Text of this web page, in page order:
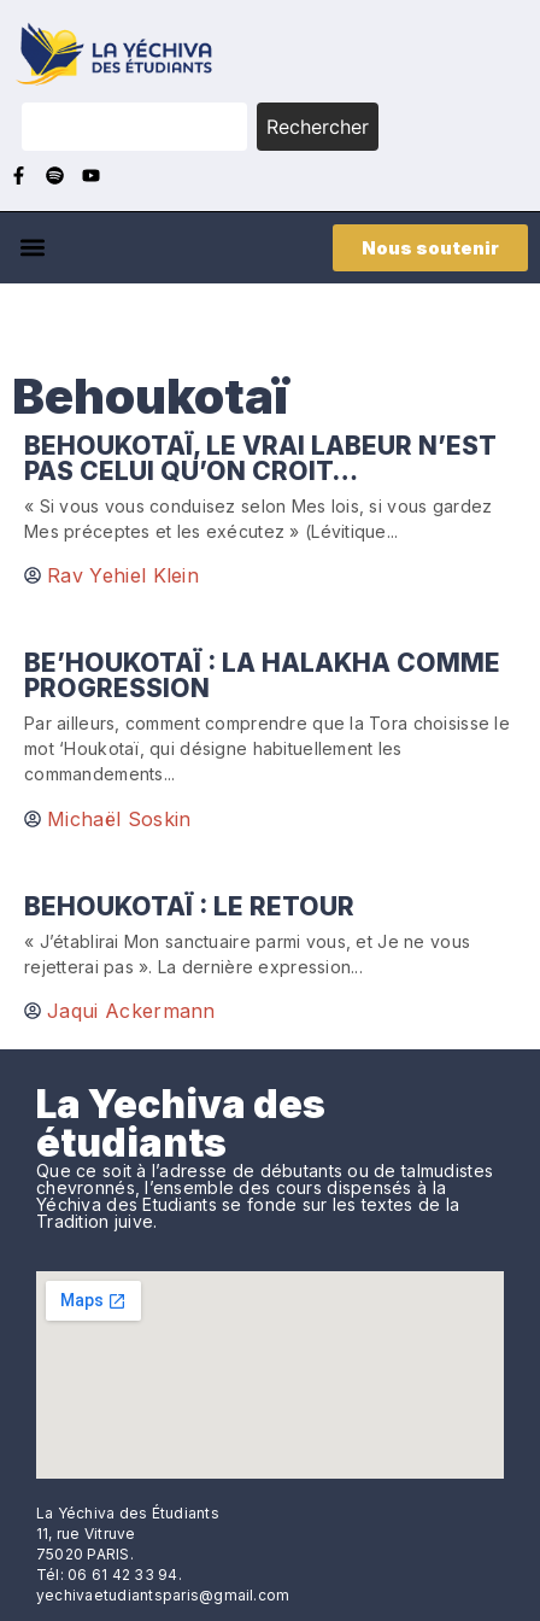
Rechercher
Nous soutenir
Behoukotaï
BEHOUKOTAÏ, LE VRAI LABEUR N’EST
PAS CELUI QU’ON CROIT…
« Si vous vous conduisez selon Mes lois, si vous gardez
Mes préceptes et les exécutez » (Lévitique...
Rav Yehiel Klein
BE’HOUKOTAÏ : LA HALAKHA COMME
PROGRESSION
Par ailleurs, comment comprendre que la Tora choisisse le
mot ‘Houkotaï, qui désigne habituellement les
commandements...
Michaël Soskin
BEHOUKOTAÏ : LE RETOUR
« J’établirai Mon sanctuaire parmi vous, et Je ne vous
rejetterai pas ». La dernière expression...
Jaqui Ackermann
La Yechiva des
étudiants
Que ce soit à l’adresse de débutants ou de talmudistes
chevronnés, l’ensemble des cours dispensés à la
Yéchiva des Etudiants se fonde sur les textes de la
Tradition juive.
La Yéchiva des Étudiants
11, rue Vitruve
75020 PARIS.
Tél: 06 61 42 33 94.
yechivaetudiantsparis@gmail.com